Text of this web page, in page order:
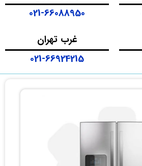
021-66088950
غرب تهران
021-66924215